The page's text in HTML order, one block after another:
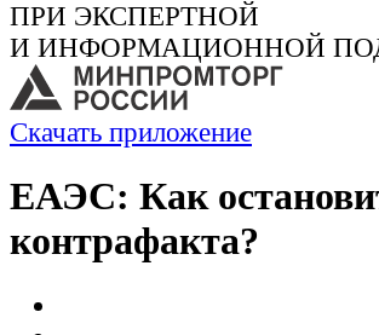
ПРИ ЭКСПЕРТНОЙ
И ИНФОРМАЦИОННОЙ
Скачать приложение
ЕАЭС: Как
контрафакта?